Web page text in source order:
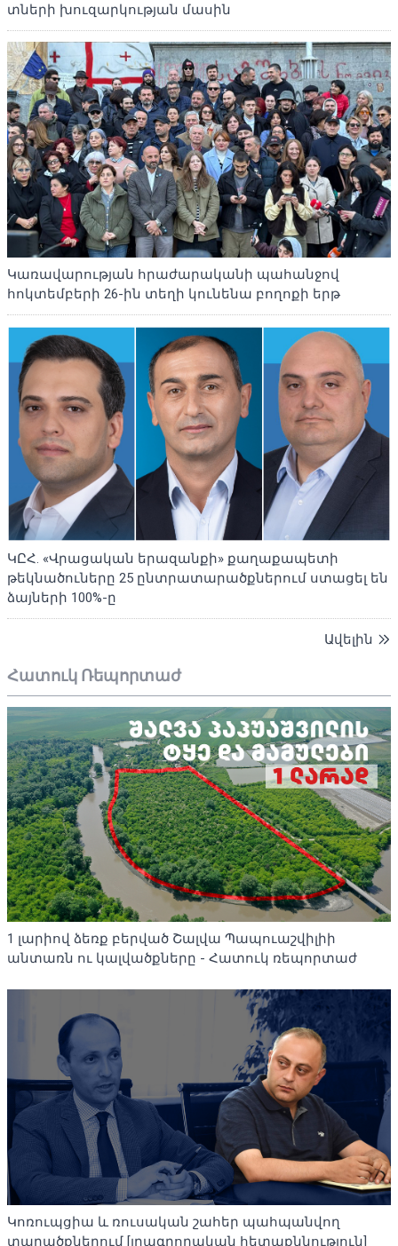
տների խուզարկության մասին
Կառավարության հրաժարականի պահանջով
հոկտեմբերի 26-ին տեղի կունենա բողոքի երթ
ԿԸՀ. «Վրացական երազանքի» քաղաքապետի
թեկնածուները 25 ընտրատարածքներում ստացել են
ձայների 100%-ը
Ավելին
Հատուկ Ռեպորտաժ
1 լարիով ձեռք բերված Շալվա Պապուաշվիլիի
անտառն ու կալվածքները - Հատուկ ռեպորտաժ
Կոռուպցիա և ռուսական շահեր պահպանվող
տարածքներում [լրագրողական հետաքննություն]